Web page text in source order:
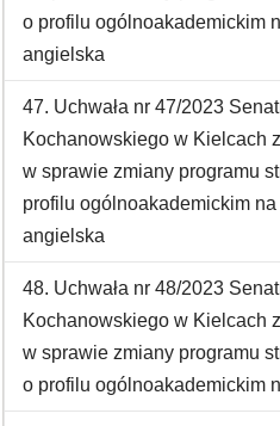
o profilu ogólnoakademickim
angielska
47. Uchwała nr 47/2023
Kochanowskiego w Kielcach
w sprawie zmiany programu
profilu ogólnoakademickim
angielska
48. Uchwała nr 48/2023
Kochanowskiego w Kielcach
w sprawie zmiany programu
o profilu ogólnoakademickim